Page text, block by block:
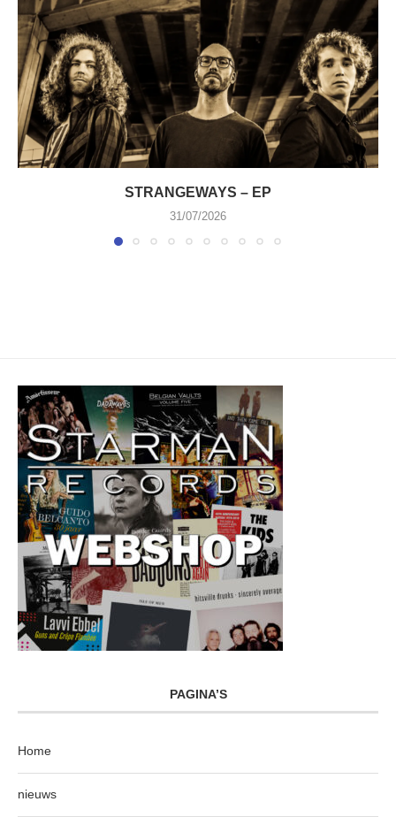
STRANGEWAYS – EP
31/07/2026
PAGINA’S
Home
nieuws